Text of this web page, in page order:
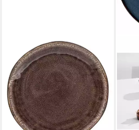
HIT TRADING
Dessertteller
32,40 €
(5,40 €/ 1 Stk)
lieferbar - in 3-4 Werktagen bei dir